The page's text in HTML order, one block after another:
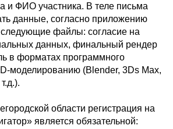
и ФИО участника. В теле письма
данные, согласно приложению
файлы: согласие на
данных, финальный рендер
в форматах программного
моделированию (Blender, 3Ds Max,
области регистрация на
является обязательной: